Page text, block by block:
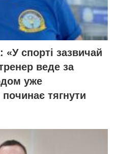
спорті зазвичай
веде за
уже
тягнути